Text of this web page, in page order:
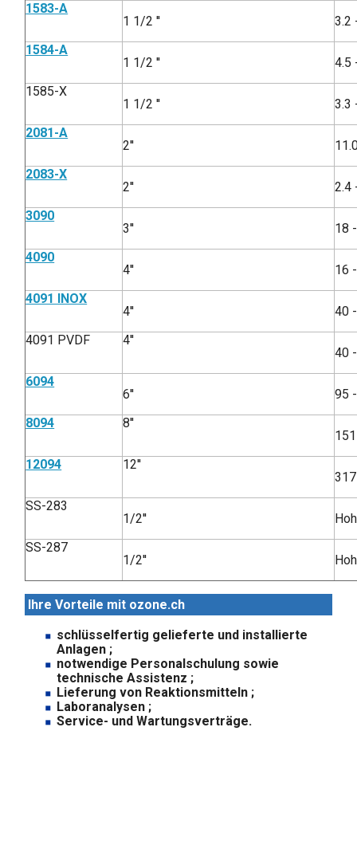
1583-A
1 1/2 ''
3.2
1584-A
1 1/2 ''
4.5
1585-X
1 1/2 ''
3.3
2081-A
2''
2083-X
2''
2.4
3090
3''
18
4090
4''
16
4091 INOX
4''
40
4091 PVDF
4''
40
6094
6''
95
8094
8''
12094
12''
SS-283
1/2''
SS-287
1/2''
Ihre Vorteile mit ozone.ch
schlüsselfertig gelieferte und installierte
Anlagen ;
notwendige Personalschulung sowie
technische Assistenz ;
Lieferung von Reaktionsmitteln ;
Laboranalysen ;
Service- und Wartungsverträge.